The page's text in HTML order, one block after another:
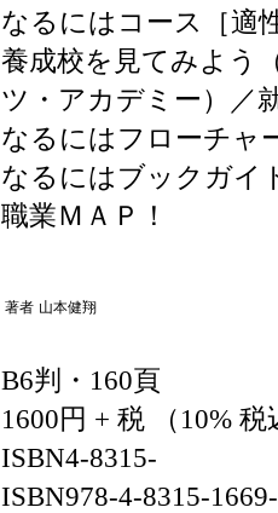
なるにはコース［適
養成校を見てみよう
ツ・アカデミー）／
なるにはフローチ
なるにはブックガイ
職業ＭＡＰ！
著者 山本健翔
B6判・160頁
1600円 + 税 （10%
ISBN4-8315-
ISBN978-4-8315-